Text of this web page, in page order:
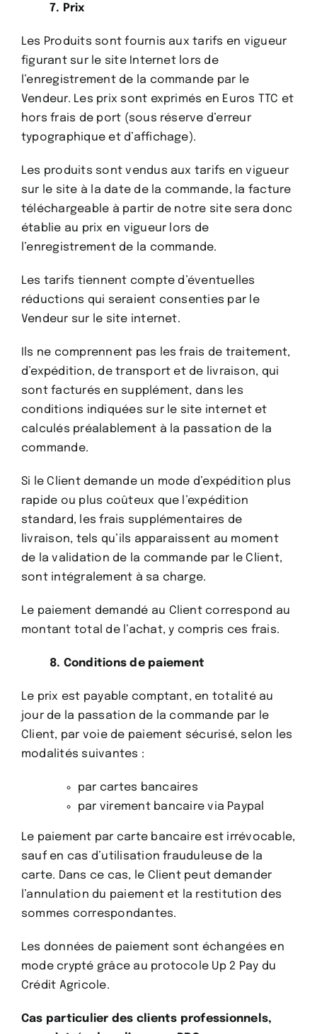
7. Prix
Les Produits sont fournis aux tarifs en vigueur
figurant sur le site Internet lors de
l’enregistrement de la commande par le
Vendeur. Les prix sont exprimés en Euros TTC et
hors frais de port (sous réserve d’erreur
typographique et d’affichage).
Les produits sont vendus aux tarifs en vigueur
sur le site à la date de la commande, la facture
téléchargeable à partir de notre site sera donc
établie au prix en vigueur lors de
l’enregistrement de la commande.
Les tarifs tiennent compte d’éventuelles
réductions qui seraient consenties par le
Vendeur sur le site internet.
Ils ne comprennent pas les frais de traitement,
d’expédition, de transport et de livraison, qui
sont facturés en supplément, dans les
conditions indiquées sur le site internet et
calculés préalablement à la passation de la
commande.
Si le Client demande un mode d’expédition plus
rapide ou plus coûteux que l’expédition
standard, les frais supplémentaires de
livraison, tels qu’ils apparaissent au moment
de la validation de la commande par le Client,
sont intégralement à sa charge.
Le paiement demandé au Client correspond au
montant total de l’achat, y compris ces frais.
8. Conditions de paiement
Le prix est payable comptant, en totalité au
jour de la passation de la commande par le
Client, par voie de paiement sécurisé, selon les
modalités suivantes :
par cartes bancaires
par virement bancaire via Paypal
Le paiement par carte bancaire est irrévocable,
sauf en cas d’utilisation frauduleuse de la
carte. Dans ce cas, le Client peut demander
l’annulation du paiement et la restitution des
sommes correspondantes.
Les données de paiement sont échangées en
mode crypté grâce au protocole Up 2 Pay du
Crédit Agricole.
Cas particulier des clients professionnels,